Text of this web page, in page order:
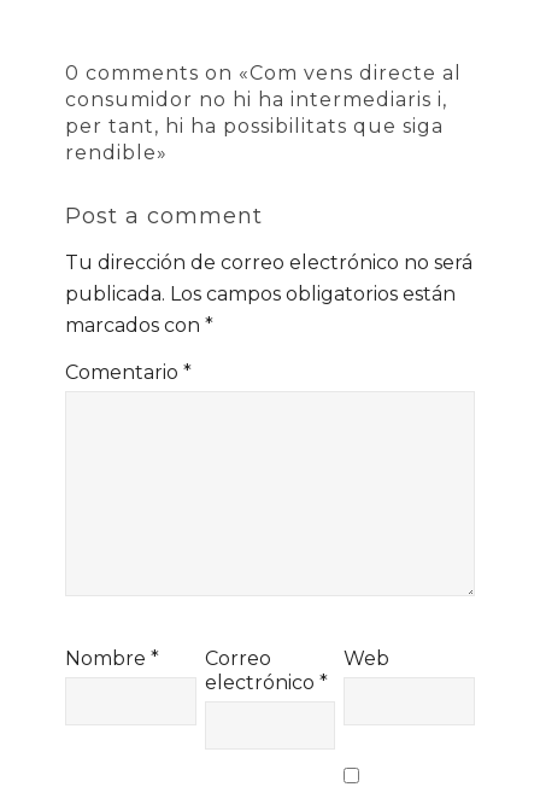
0 comments on «Com vens directe al
consumidor no hi ha intermediaris i,
per tant, hi ha possibilitats que siga
rendible»
Post a comment
Tu dirección de correo electrónico no será
publicada. Los campos obligatorios están
marcados con *
Comentario *
Nombre *
Correo
electrónico *
Web